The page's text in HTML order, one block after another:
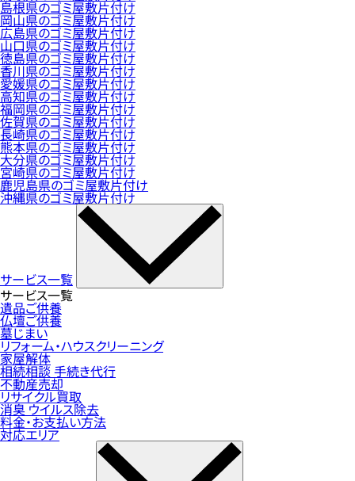
島根県のゴミ屋敷片付け
岡山県のゴミ屋敷片付け
広島県のゴミ屋敷片付け
山口県のゴミ屋敷片付け
徳島県のゴミ屋敷片付け
香川県のゴミ屋敷片付け
愛媛県のゴミ屋敷片付け
高知県のゴミ屋敷片付け
福岡県のゴミ屋敷片付け
佐賀県のゴミ屋敷片付け
長崎県のゴミ屋敷片付け
熊本県のゴミ屋敷片付け
大分県のゴミ屋敷片付け
宮崎県のゴミ屋敷片付け
鹿児島県のゴミ屋敷片付け
沖縄県のゴミ屋敷片付け
サービス一覧
サービス一覧
遺品ご供養
仏壇ご供養
墓じまい
リフォーム・ハウスクリーニング
家屋解体
相続相談 手続き代行
不動産売却
リサイクル買取
消臭 ウイルス除去
料金・お支払い方法
対応エリア